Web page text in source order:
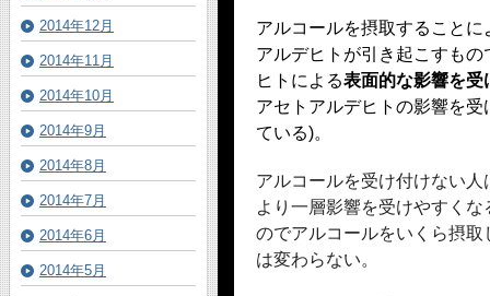
アルコールを摂取することに
アルデヒトが引き起こすも
ヒトによる表面的な影響を受
アセトアルデヒトの影響を
ている)。
アルコールを受け付けない
より一層影響を受けやすく
のでアルコールをいくら摂取
は変わらない。
2014年12月
2014年11月
2014年10月
2014年9月
2014年8月
2014年7月
2014年6月
2014年5月